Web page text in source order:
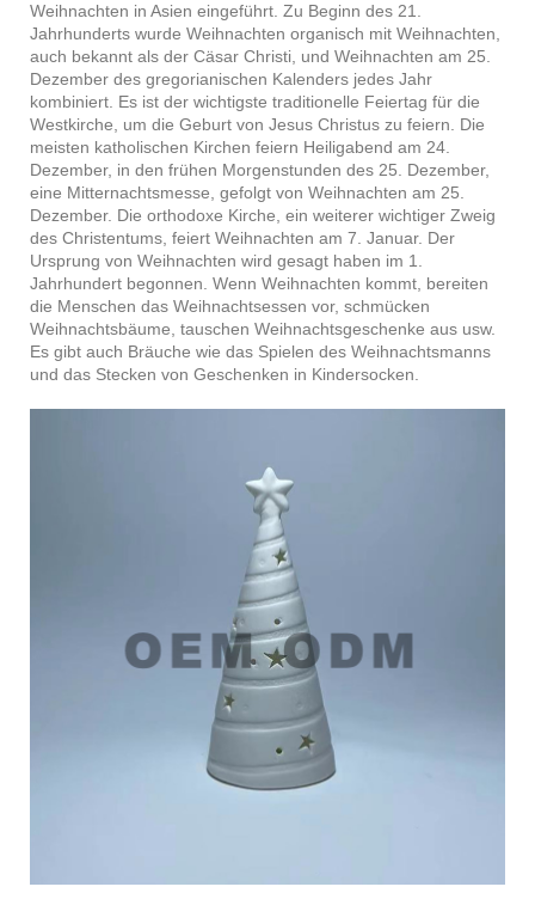
Weihnachten in Asien eingeführt. Zu Beginn des 21.
Jahrhunderts wurde Weihnachten organisch mit Weihnachten,
auch bekannt als der Cäsar Christi, und Weihnachten am 25.
Dezember des gregorianischen Kalenders jedes Jahr
kombiniert. Es ist der wichtigste traditionelle Feiertag für die
Westkirche, um die Geburt von Jesus Christus zu feiern. Die
meisten katholischen Kirchen feiern Heiligabend am 24.
Dezember, in den frühen Morgenstunden des 25. Dezember,
eine Mitternachtsmesse, gefolgt von Weihnachten am 25.
Dezember. Die orthodoxe Kirche, ein weiterer wichtiger Zweig
des Christentums, feiert Weihnachten am 7. Januar. Der
Ursprung von Weihnachten wird gesagt haben im 1.
Jahrhundert begonnen. Wenn Weihnachten kommt, bereiten
die Menschen das Weihnachtsessen vor, schmücken
Weihnachtsbäume, tauschen Weihnachtsgeschenke aus usw.
Es gibt auch Bräuche wie das Spielen des Weihnachtsmanns
und das Stecken von Geschenken in Kindersocken.